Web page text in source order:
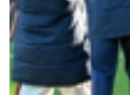
Robe di Kappa x Genoa
Vintage Collection
Red&Blue Voices